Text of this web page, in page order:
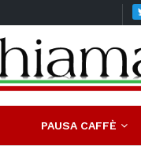
PAUSA CAFFÈ